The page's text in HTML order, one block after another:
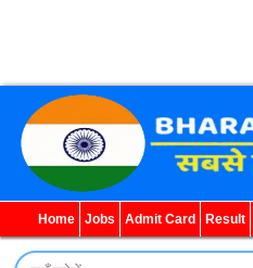
Home Jobs Admit Card Result
Search
WhatsApp TelegramYouTube Facebook